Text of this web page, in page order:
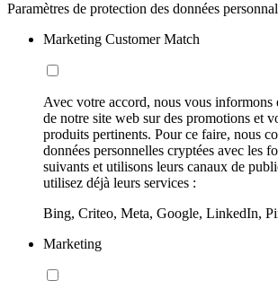
Paramètres de protection des données
Marketing Customer Match
Avec votre accord, nous vous informons
de notre site web sur des promotions et
produits pertinents. Pour ce faire, nous
données personnelles cryptées avec les
suivants et utilisons leurs canaux de
utilisez déjà leurs services :
Bing, Criteo, Meta, Google, LinkedIn,
Marketing